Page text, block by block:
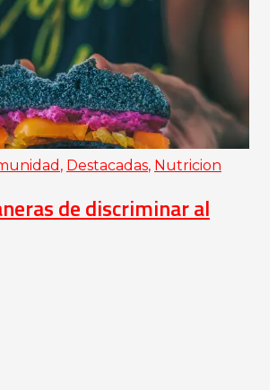
, Destacadas, Nutricion
de discriminar al